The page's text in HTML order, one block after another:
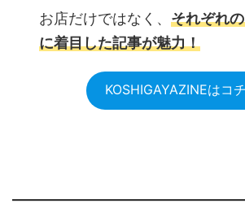
お店だけではなく、それぞれ
に着目した記事が魅力！
KOSHIGAYAZINEはコ